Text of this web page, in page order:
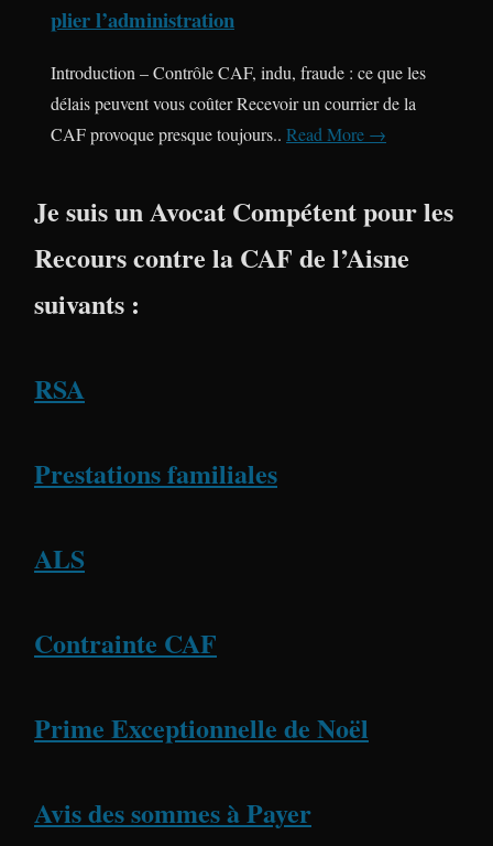
plier l’administration
Introduction – Contrôle CAF, indu, fraude : ce que les
délais peuvent vous coûter Recevoir un courrier de la
CAF provoque presque toujours.. Read More →
Je suis un Avocat Compétent pour les
Recours contre la CAF de l’Aisne
suivants :
RSA
Prestations familiales
ALS
Contrainte CAF
Prime Exceptionnelle de Noël
Avis des sommes à Payer